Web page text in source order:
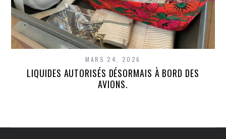
MARS 24, 2026
LIQUIDES AUTORISÉS DÉSORMAIS À BORD DES
AVIONS.